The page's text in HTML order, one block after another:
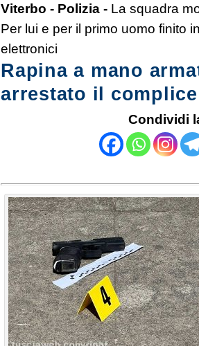
Viterbo - Polizia - La squadra
Per lui e per il primo uomo finito
elettronici
Rapina a mano
arrestato il complice
Condividi